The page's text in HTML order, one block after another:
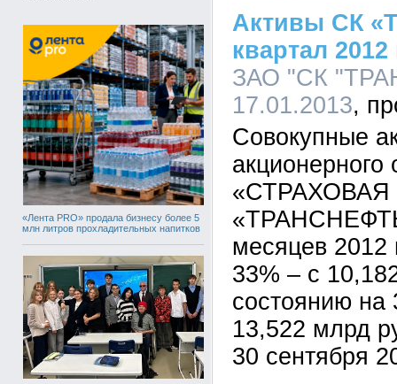
«Лента PRO» продала бизнесу более 5
млн литров прохладительных напитков
Активы СК
квартал
ЗАО "СК
17.01.2013
Совокупные
акционерного
месяцев 2012
33% – с
состоянию на
13,522 млрд
30 сентября